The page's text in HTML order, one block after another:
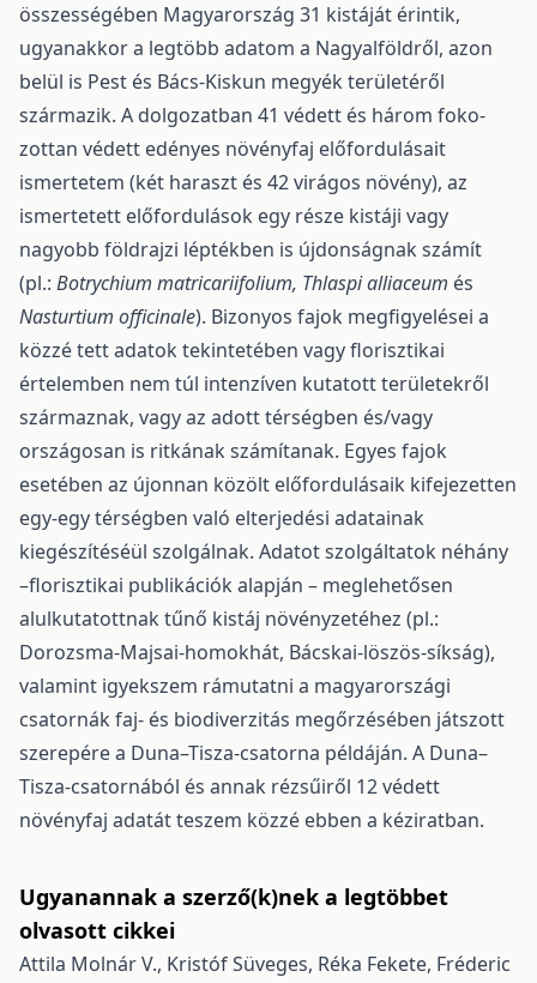
összességében Magyarország 31 kistáját érintik,
ugyanakkor a legtöbb adatom a Nagyalföld­ről, azon
belül is Pest és Bács-Kiskun megyék területéről
származik. A dolgozatban 41 védett és három foko­
zottan védett edényes növényfaj előfordulásait
ismertetem (két haraszt és 42 virágos növény), az
ismer­tetett előfordulások egy része kistáji vagy
nagyobb földrajzi léptékben is újdonságnak számít
(pl.: Bot­rychium matricariifolium, Thlaspi alliaceum és
Nasturtium officinale). Bizonyos fajok megfigyelései a
közzé tett adatok tekintetében vagy florisztikai
értelemben nem túl intenzíven kutatott területekről
szár­maznak, vagy az adott térségben és/vagy
országosan is ritkának számítanak. Egyes fajok
esetében az újonnan közölt előfordulásaik kifejezetten
egy-egy térségben való elterjedési adatainak
kiegészíté­séül szolgálnak. Adatot szolgáltatok néhány
–florisztikai publikációk alapján – meglehetősen
alulkuta­tottnak tűnő kistáj növényzetéhez (pl.:
Dorozsma-Majsai-homokhát, Bácskai-löszös-síkság),
valamint igyekszem rámutatni a magyarországi
csatornák faj- és biodiverzitás megőrzésében játszott
szerepére a Duna–Tisza-csatorna példáján. A Duna–
Tisza-csatornából és annak rézsűiről 12 védett
növényfaj adatát teszem közzé ebben a kéziratban.
Ugyanannak a szerző(k)nek a legtöbbet
olvasott cikkei
Attila Molnár V., Kristóf Süveges, Réka Fekete, Fréderic